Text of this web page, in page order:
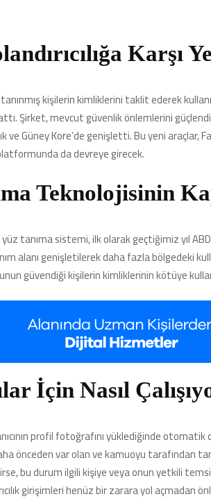
Karşı
kişilerin kimliklerini taklit ederek
Şirket, mevcut güvenlik önlemlerini
ve Güney Kore’de genişletti. Bu yeni
da devreye girecek.
Teknolojisinin
tanıma sistemi, ilk olarak geçtiğimiz yıl
alanı genişletilerek daha fazla bölgedeki
güvendiği kişilerin kimliklerinin kötüye
İçin Nasıl
profil fotoğrafını yüklediğinde
önceden var olan ve kamuoyu tarafından
bu durum ilgili kişiye veya onun yetkili
girişimleri henüz bir zarara yol açmadan